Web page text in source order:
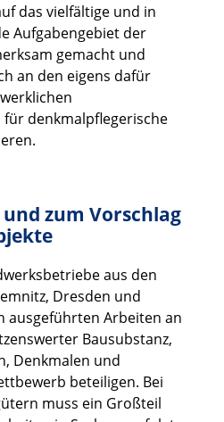
das vielfältige und in
Aufgabengebiet der
gemacht und
an den eigens dafür
denkmalpflegerische
zum Vorschlag
aus den
Dresden und
ausgeführten Arbeiten an
Bausubstanz,
Denkmalen und
beteiligen. Bei
muss ein Großteil